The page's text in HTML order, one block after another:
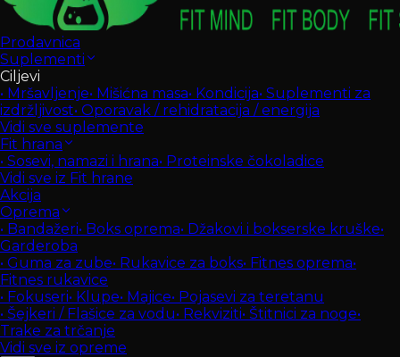
Prodavnica
Suplementi
Ciljevi
• Mršavljenje• Mišićna masa• Kondicija• Suplementi za
izdržljivost• Oporavak / rehidratacija / energija
Vidi sve suplemente
Fit hrana
• Sosevi, namazi i hrana• Proteinske čokoladice
Vidi sve iz Fit hrane
Akcija
Oprema
• Bandažeri• Boks oprema• Džakovi i bokserske kruške•
Garderoba
• Guma za zube• Rukavice za boks• Fitnes oprema•
Fitnes rukavice
• Fokuseri• Klupe• Majice• Pojasevi za teretanu
• Šejkeri / Flašice za vodu• Rekviziti• Štitnici za noge•
Trake za trčanje
Vidi sve iz opreme